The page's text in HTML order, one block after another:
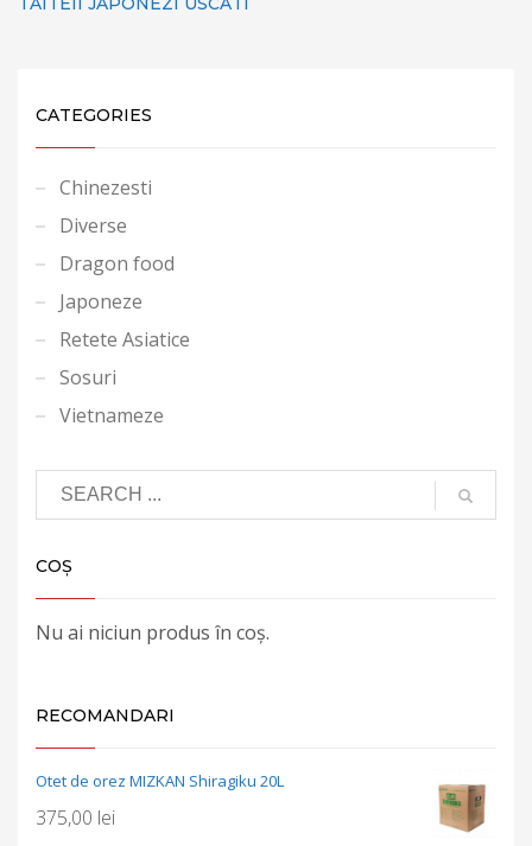
CATEGORIES
Chinezesti
Diverse
Dragon food
Japoneze
Retete Asiatice
Sosuri
Vietnameze
COȘ
Nu ai niciun produs în coș.
RECOMANDARI
Otet de orez MIZKAN Shiragiku 20L
375,00 lei